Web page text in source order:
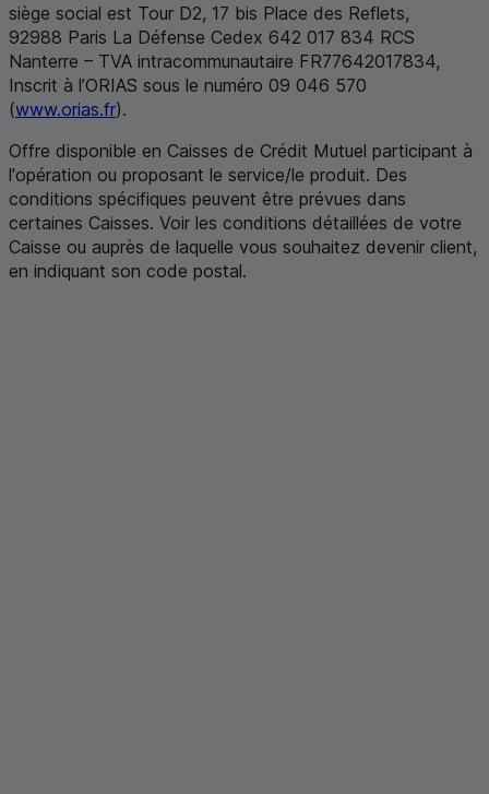
siège social est Tour D2, 17 bis Place des Reflets,
92988 Paris La Défense Cedex 642 017 834 RCS
Nanterre – TVA intracommunautaire FR77642017834,
Inscrit à l’ORIAS sous le numéro 09 046 570
(www.orias.fr).
Offre disponible en Caisses de Crédit Mutuel participant à
l'opération ou proposant le service/le produit. Des
conditions spécifiques peuvent être prévues dans
certaines Caisses. Voir les conditions détaillées de votre
Caisse ou auprès de laquelle vous souhaitez devenir client,
en indiquant son code postal.